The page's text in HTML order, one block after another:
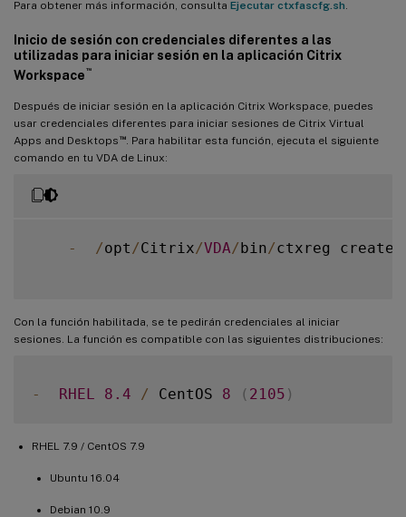
Para obtener más información, consulta Ejecutar ctxfascfg.sh
Inicio de sesión con credenciales diferentes a las
utilizadas para iniciar sesión en la aplicación Citrix
Workspace ™
Después de iniciar sesión en la aplicación Citrix Workspace, puedes
usar credenciales diferentes para iniciar sesiones de Citrix Virtual
Apps and Desktops ™. Para habilitar esta función, ejecuta el siguiente
comando en tu VDA de Linux:
- /opt /Citrix/VDA/bin/ctxreg create
Con la función habilitada, se te pedirán credenciales al iniciar
sesiones. La función es compatible con las siguientes distribuciones:
- RHEL 8.4 / CentOS 8 ( 2105 )
RHEL 7.9 / CentOS 7.9
Ubuntu 16.04
Debian 10.9